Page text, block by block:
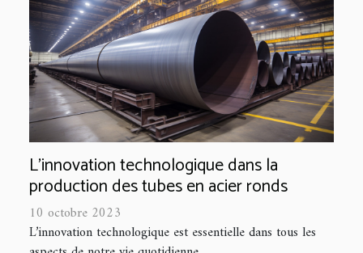
L'innovation technologique dans la
production des tubes en acier ronds
10 octobre 2023
L’innovation technologique est essentielle dans tous les